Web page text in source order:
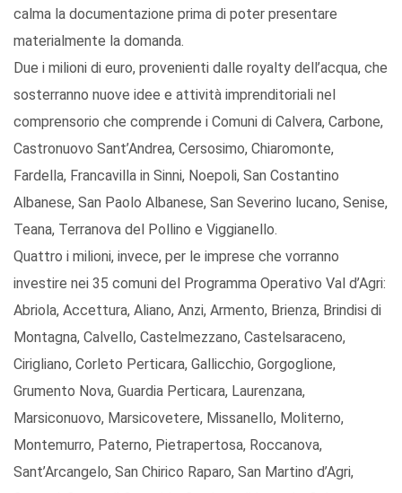
calma la documentazione prima di poter presentare
materialmente la domanda.
Due i milioni di euro, provenienti dalle royalty dell’acqua, che
sosterranno nuove idee e attività imprenditoriali nel
comprensorio che comprende i Comuni di Calvera, Carbone,
Castronuovo Sant’Andrea, Cersosimo, Chiaromonte,
Fardella, Francavilla in Sinni, Noepoli, San Costantino
Albanese, San Paolo Albanese, San Severino lucano, Senise,
Teana, Terranova del Pollino e Viggianello.
Quattro i milioni, invece, per le imprese che vorranno
investire nei 35 comuni del Programma Operativo Val d’Agri:
Abriola, Accettura, Aliano, Anzi, Armento, Brienza, Brindisi di
Montagna, Calvello, Castelmezzano, Castelsaraceno,
Cirigliano, Corleto Perticara, Gallicchio, Gorgoglione,
Grumento Nova, Guardia Perticara, Laurenzana,
Marsiconuovo, Marsicovetere, Missanello, Moliterno,
Montemurro, Paterno, Pietrapertosa, Roccanova,
Sant’Arcangelo, San Chirico Raparo, San Martino d’Agri,